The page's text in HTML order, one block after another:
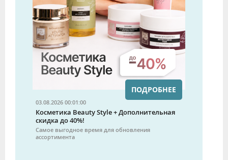
03.08.2026 00:01:00
Косметика Beauty Style + Дополнительная
скидка до 40%!
Самое выгодное время для обновления
ассортимента
ПОДРОБНЕЕ